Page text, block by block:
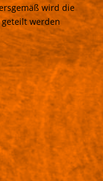
wird die
geteilt werden